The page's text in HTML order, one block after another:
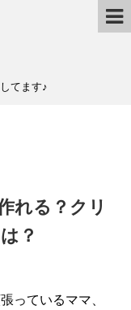
てます♪
れる？クリ
？
っているママ、